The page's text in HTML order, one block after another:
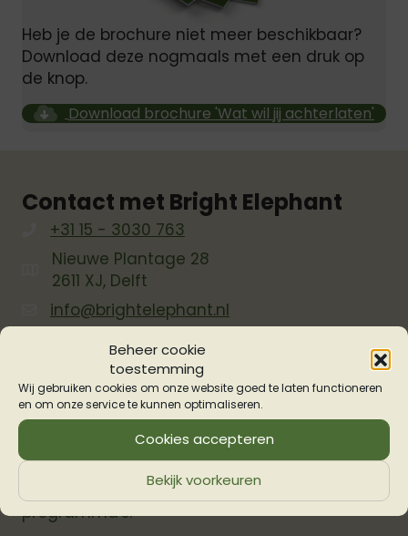
Beheer cookie
toestemming
Wij gebruiken cookies om onze website goed te laten functioneren
en om onze service te kunnen optimaliseren.
Cookies accepteren
Bekijk voorkeuren
Heb je de brochure niet meer beschikbaar?
Download deze nogmaals met een druk op
de knop.
Download brochure 'Wat wil jij achterlaten'
Contact met Bright Elephant
+31 15 - 3030 763
Nieuwe Plantage 28
2611 XJ, Delft
info@brightelephant.nl
KvK-nummer: 74414917
BTW-nummer: 859887972B01
Bright Elephant biedt ondersteuning voor
met publicaties en
programma's.